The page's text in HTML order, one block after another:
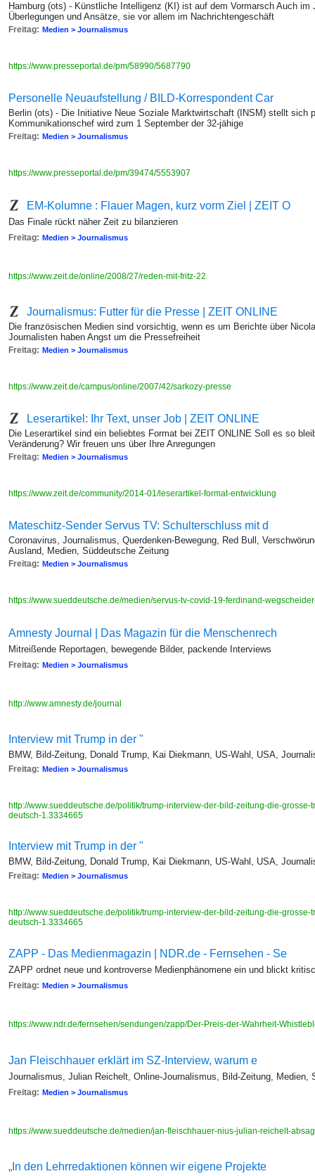
Hamburg (ots) - Künstliche Intelligenz (KI) ist auf dem Vormarsch Auch
Überlegungen und Ansätze, sie vor allem im Nachrichtengeschäft
Freitag: Medien > Journalismus
https://www.presseportal.de/pm/58990/5687790
Personelle Neuaufstellung / BILD-Korrespondent Car
Berlin (ots) - Die Initiative Neue Soziale Marktwirtschaft (INSM) stellt sich
Kommunikationschef wird zum 1 September der 32-jähige
Freitag: Medien > Journalismus
https://www.presseportal.de/pm/39474/5553907
EM-Kolumne : Flauer Magen, kurz vorm Ziel | ZEIT O
Das Finale rückt näher Zeit zu bilanzieren
Freitag: Medien > Journalismus
https://www.zeit.de/online/2008/27/reden-mit-fritz-22
Journalismus: Futter für die Presse | ZEIT ONLINE
Die französischen Medien sind vorsichtig, wenn es um Berichte über
Journalisten haben Angst um die Pressefreiheit
Freitag: Medien > Journalismus
https://www.zeit.de/campus/online/2007/42/sarkozy-presse
Leserartikel: Ihr Text, unser Job | ZEIT ONLINE
Die Leserartikel sind ein beliebtes Format bei ZEIT ONLINE Soll es so
Veränderung? Wir freuen uns über Ihre Anregungen
Freitag: Medien > Journalismus
https://www.zeit.de/community/2014-01/leserartikel-format-entwicklung
Mateschitz-Sender Servus TV: Schulterschluss mit d
Coronavirus, Journalismus, Querdenken-Bewegung, Red Bull,
Ausland, Medien, Süddeutsche Zeitung
Freitag: Medien > Journalismus
https://www.sueddeutsche.de/medien/servus-tv-covid-19-ferdinand-
Amnesty Journal | Das Magazin für die Menschenrech
Mitreißende Reportagen, bewegende Bilder, packende Interviews
Freitag: Medien > Journalismus
http://www.amnesty.de/journal
Interview mit Trump in der "
BMW, Bild-Zeitung, Donald Trump, Kai Diekmann, US-Wahl, USA,
Freitag: Medien > Journalismus
http://www.sueddeutsche.de/politik/trump-interview-der-bild-zeitung-die-
deutsch-1.3334665
Interview mit Trump in der "
BMW, Bild-Zeitung, Donald Trump, Kai Diekmann, US-Wahl, USA,
Freitag: Medien > Journalismus
http://www.sueddeutsche.de/politik/trump-interview-der-bild-zeitung-die-
deutsch-1.3334665
ZAPP - Das Medienmagazin | NDR.de - Fernsehen - Se
ZAPP ordnet neue und kontroverse Medienphänomene ein und blickt
Freitag: Medien > Journalismus
https://www.ndr.de/fernsehen/sendungen/zapp/Der-Preis-der-Wahrheit-
Jan Fleischhauer erklärt im SZ-Interview, warum e
Journalismus, Julian Reichelt, Online-Journalismus, Bild-Zeitung, Medien,
Freitag: Medien > Journalismus
https://www.sueddeutsche.de/medien/jan-fleischhauer-nius-julian-reichelt-
„In den Lehrredaktionen können wir eigene Projekte